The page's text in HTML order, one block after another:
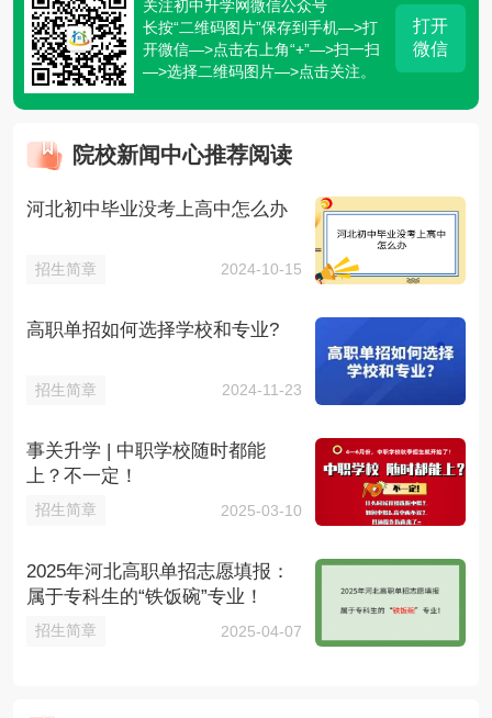
关注初中升学网微信公众号
长按“二维码图片”保存到手机—>打
开微信—>点击右上角“+”—>扫一扫
—>选择二维码图片—>点击关注。
打开
微信
院校新闻中心推荐阅读
河北初中毕业没考上高中怎么办
招生简章 2024-10-15
高职单招如何选择学校和专业?
招生简章 2024-11-23
事关升学 | 中职学校随时都能
上？不一定！
招生简章 2025-03-10
2025年河北高职单招志愿填报：
属于专科生的“铁饭碗”专业！
招生简章 2025-04-07